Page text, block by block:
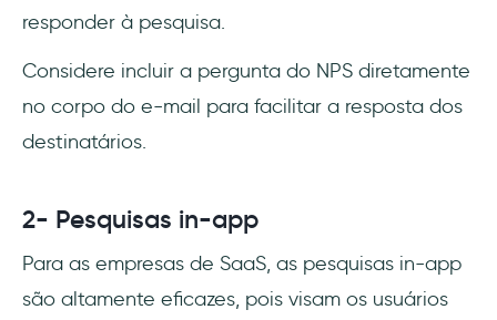
responder à pesquisa.
Considere incluir a pergunta do NPS diretamente
no corpo do e-mail para facilitar a resposta dos
destinatários.
2- Pesquisas in-app
Para as empresas de SaaS, as pesquisas in-app
são altamente eficazes, pois visam os usuários